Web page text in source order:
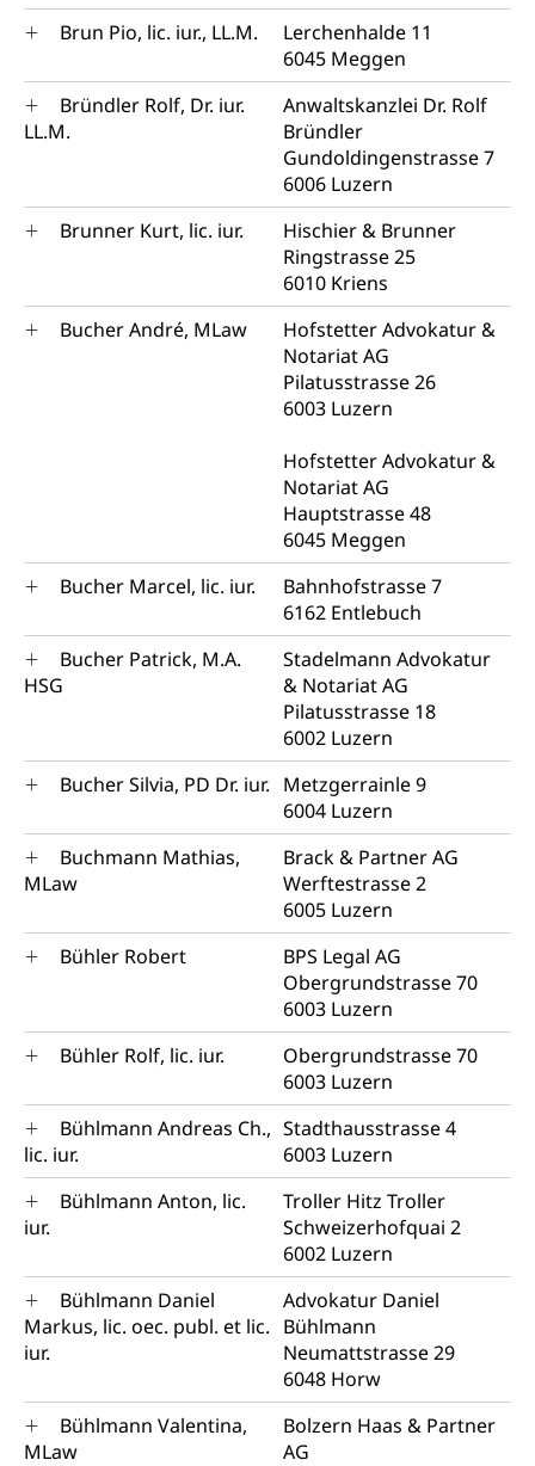
Brun Pio, lic. iur., LL.M.
Lerchenhalde 11
6045 Meggen
Bründler Rolf, Dr. iur.
LL.M.
Anwaltskanzlei Dr. Rolf
Bründler
Gundoldingenstrasse 7
6006 Luzern
Brunner Kurt, lic. iur.
Hischier & Brunner
Ringstrasse 25
6010 Kriens
Bucher André, MLaw
Hofstetter Advokatur &
Notariat AG
Pilatusstrasse 26
6003 Luzern
Hofstetter Advokatur &
Notariat AG
Hauptstrasse 48
6045 Meggen
Bucher Marcel, lic. iur.
Bahnhofstrasse 7
6162 Entlebuch
Bucher Patrick, M.A.
HSG
Stadelmann Advokatur
& Notariat AG
Pilatusstrasse 18
6002 Luzern
Bucher Silvia, PD Dr. iur. Metzgerrainle 9
6004 Luzern
Buchmann Mathias,
MLaw
Brack & Partner AG
Werftestrasse 2
6005 Luzern
Bühler Robert
BPS Legal AG
Obergrundstrasse 70
6003 Luzern
Bühler Rolf, lic. iur.
Obergrundstrasse 70
6003 Luzern
Bühlmann Andreas Ch.,
lic. iur.
Stadthausstrasse 4
6003 Luzern
Bühlmann Anton, lic.
iur.
Troller Hitz Troller
Schweizerhofquai 2
6002 Luzern
Bühlmann Daniel
Markus, lic. oec. publ. et lic.
iur.
Advokatur Daniel
Bühlmann
Neumattstrasse 29
6048 Horw
Bühlmann Valentina,
MLaw
Bolzern Haas & Partner
AG